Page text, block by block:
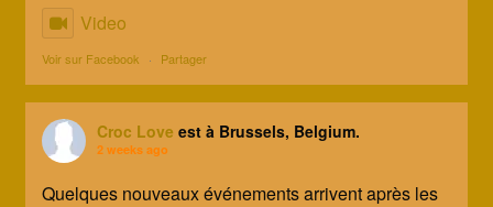
Video
Voir sur Facebook · Partager
Croc Love est à Brussels, Belgium.
2 weeks ago
Quelques nouveaux événements arrivent après les